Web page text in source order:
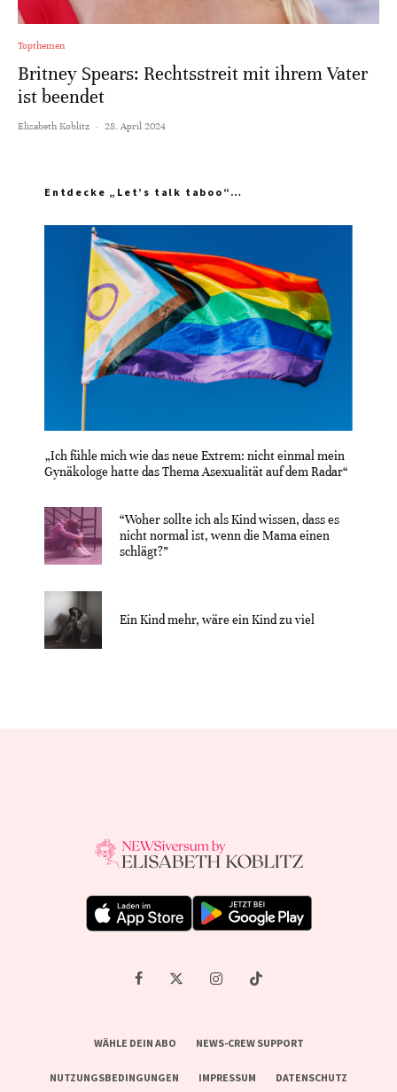
Topthemen
Britney Spears: Rechtsstreit mit ihrem Vater
ist beendet
Elisabeth Koblitz · 28. April 2024
Entdecke „Let’s talk taboo“…
„Ich fühle mich wie das neue Extrem: nicht einmal mein
Gynäkologe hatte das Thema Asexualität auf dem Radar“
“Woher sollte ich als Kind wissen, dass es
nicht normal ist, wenn die Mama einen
schlägt?”
Ein Kind mehr, wäre ein Kind zu viel
WÄHLE DEIN ABO NEWS-CREW SUPPORT
NUTZUNGSBEDINGUNGEN IMPRESSUM DATENSCHUTZ